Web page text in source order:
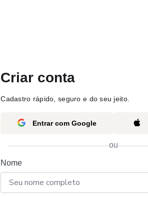
Criar conta
Cadastro rápido, seguro e do seu jeito.
Entrar com Google
ou
Nome